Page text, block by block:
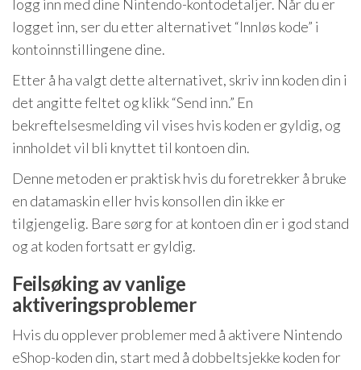
logg inn med dine Nintendo-kontodetaljer. Når du er
logget inn, ser du etter alternativet “Innløs kode” i
kontoinnstillingene dine.
Etter å ha valgt dette alternativet, skriv inn koden din i
det angitte feltet og klikk “Send inn.” En
bekreftelsesmelding vil vises hvis koden er gyldig, og
innholdet vil bli knyttet til kontoen din.
Denne metoden er praktisk hvis du foretrekker å bruke
en datamaskin eller hvis konsollen din ikke er
tilgjengelig. Bare sørg for at kontoen din er i god stand
og at koden fortsatt er gyldig.
Feilsøking av vanlige
aktiveringsproblemer
Hvis du opplever problemer med å aktivere Nintendo
eShop-koden din, start med å dobbeltsjekke koden for